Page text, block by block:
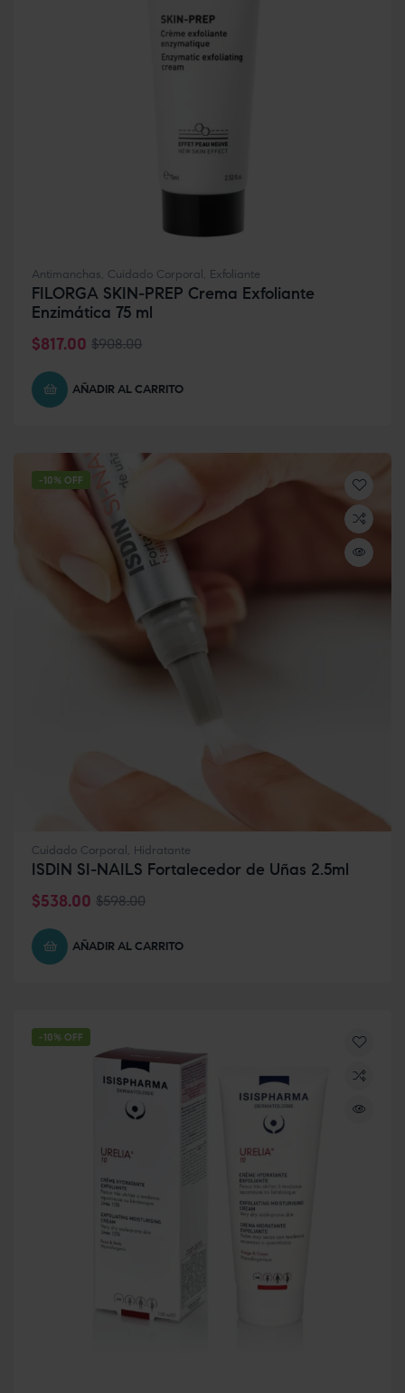
Antimanchas, Cuidado Corporal , Exfoliante
FILORGA SKIN-PREP Crema Exfoliante
Enzimática 75 ml
$908.00
$817.00
AÑADIR AL CARRITO
-10% OFF
Cuidado Corporal , Hidratante
ISDIN SI-NAILS Fortalecedor de Uñas 2.5ml
$598.00
$538.00
AÑADIR AL CARRITO
-10% OFF